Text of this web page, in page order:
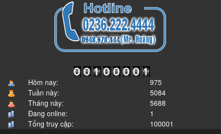
Hôm nay:
975
Tuần này:
5084
Tháng này:
5688
Đang online:
1
Tổng truy cập:
100001